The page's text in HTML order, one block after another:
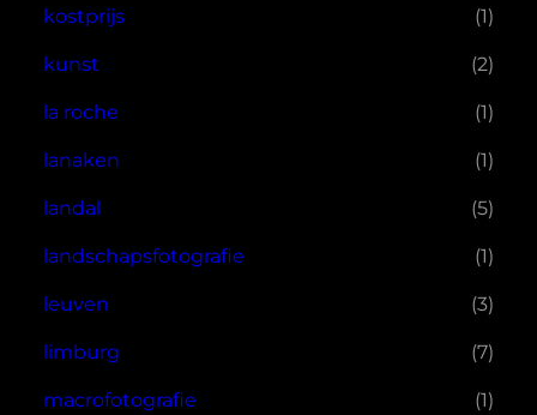
kostprijs (1)
kunst (2)
la roche (1)
lanaken (1)
landal (5)
landschapsfotografie (1)
leuven (3)
limburg (7)
macrofotografie (1)